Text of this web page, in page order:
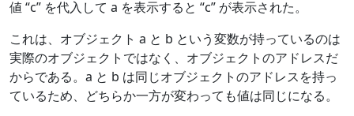
値 “c” を代入して a を表示すると “c” が表示された。
これは、オブジェクト a と b という変数が持っているのは
実際のオブジェクトではなく、オブジェクトのアドレスだ
からである。a と b は同じオブジェクトのアドレスを持っ
ているため、どちらか一方が変わっても値は同じになる。